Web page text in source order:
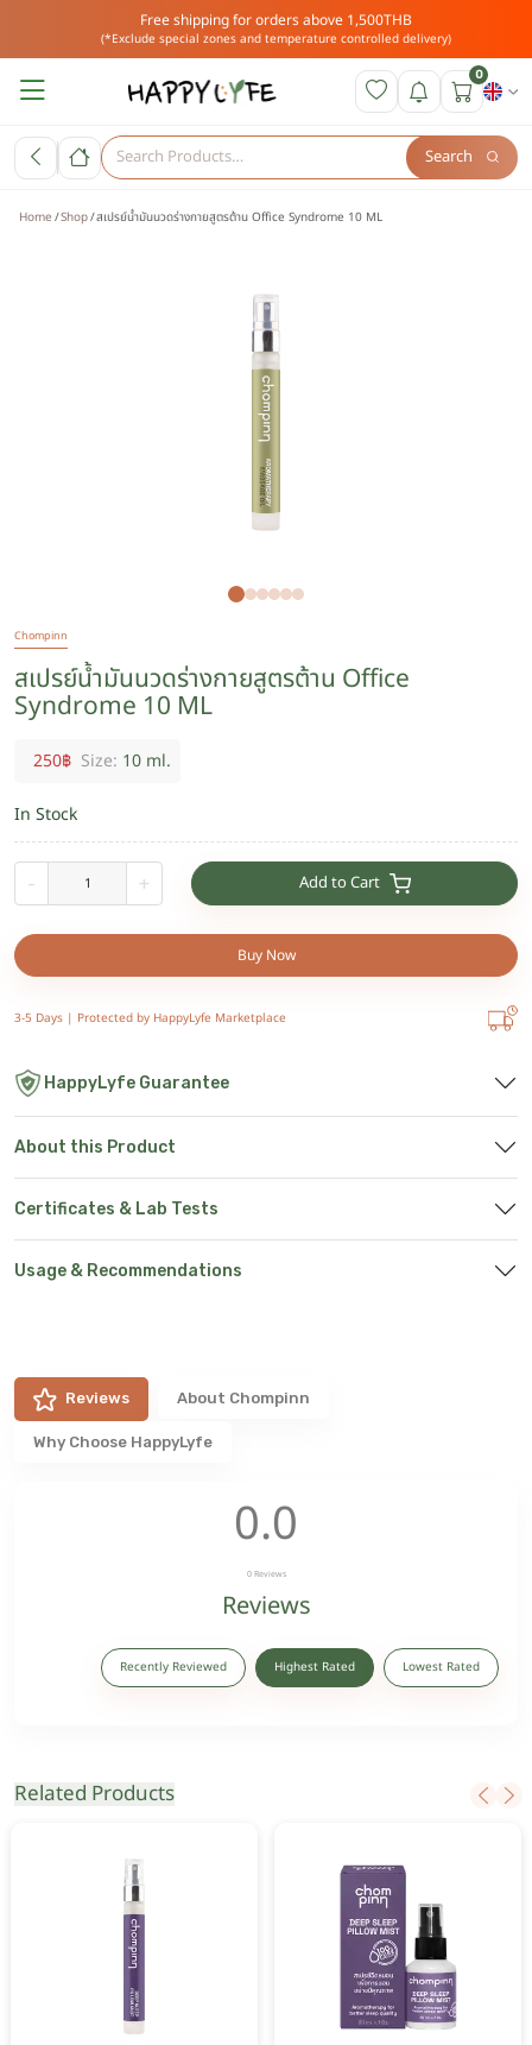
Free shipping for orders above 1,500THB
(*Exclude special zones and temperature controlled delivery)
0
Search
Home Shop สเปรย์น้ำมันนวดร่างกายสูตรต้าน Office Syndrome 10 ML
Chompinn
สเปรย์น้ำมันนวดร่างกายสูตรต้าน Office
Syndrome 10 ML
250฿ Size: 10 ml.
In Stock
- + Add to Cart
Buy Now
3-5 Days | Protected by HappyLyfe Marketplace
HappyLyfe Guarantee
About this Product
Certificates & Lab Tests
Usage & Recommendations
Reviews About Chompinn
Why Choose HappyLyfe
0.0
0 Reviews
Reviews
Recently Reviewed Highest Rated Lowest Rated
Related Products